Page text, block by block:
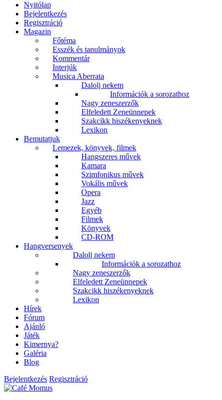
Nyitólap
Bejelentkezés
Regisztráció
Magazin
Főtéma
Esszék és tanulmányok
Kommentár
Interjúk
Musica Aberrata
Dalolj nekem
Információk a sorozathoz
Nagy zeneszerzők
Elfeledett Zeneünnepek
Szakcikk hiszékenyeknek
Lexikon
Bemutatjuk
Lemezek, könyvek, filmek
Hangszeres művek
Kamara
Szimfonikus művek
Vokális művek
Opera
Jazz
Egyéb
Filmek
Könyvek
CD-ROM
Hangversenyek
Dalolj nekem
Információk a sorozathoz
Nagy zeneszerzők
Elfeledett Zeneünnepek
Szakcikk hiszékenyeknek
Lexikon
Hírek
Fórum
Ajánló
Játék
Kimernya?
Galéria
Blog
Bejelentkezés Regisztráció